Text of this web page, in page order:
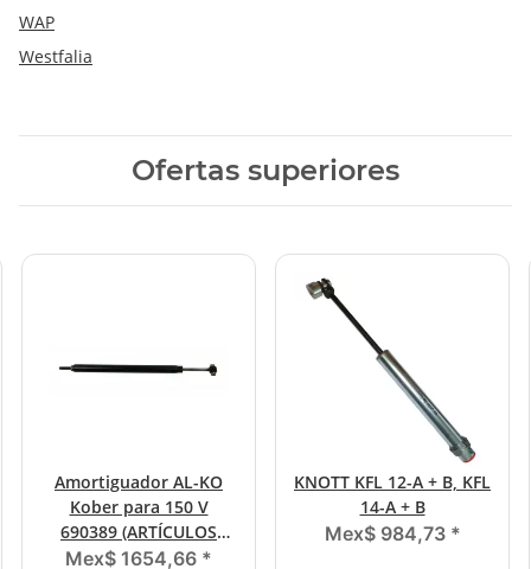
WAP
Westfalia
Ofertas superiores
Amortiguador AL-KO
Kober para 150 V
690389 (ARTÍCULOS
ORIGINALES)
Mex$ 1654,66 *
KNOTT KFL 12-A + B, KFL
14-A + B
Mex$ 984,73 *